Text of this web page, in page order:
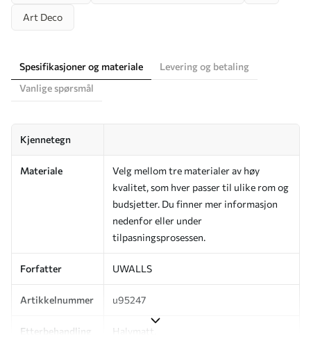
Art Deco
Spesifikasjoner og materiale
Levering og betaling
Vanlige spørsmål
Kjennetegn
Materiale
Velg mellom tre materialer av høy
kvalitet, som hver passer til ulike rom og
budsjetter. Du finner mer informasjon
nedenfor eller under
tilpasningsprosessen.
Forfatter UWALLS
Artikkelnummer u95247
Etterbehandling Halvmatt.